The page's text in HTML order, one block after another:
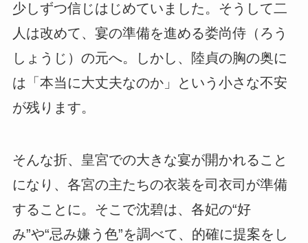
少しずつ信じはじめていました。そうして二
人は改めて、宴の準備を進める娄尚侍（ろう
しょうじ）の元へ。しかし、陸貞の胸の奥に
は「本当に大丈夫なのか」という小さな不安
が残ります。
そんな折、皇宮での大きな宴が開かれること
になり、各宮の主たちの衣装を司衣司が準備
することに。そこで沈碧は、各妃の“好
み”や“忌み嫌う色”を調べて、的確に提案をし